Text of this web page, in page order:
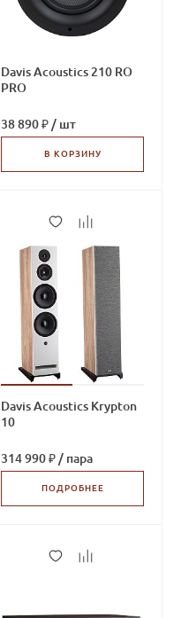
Davis Acoustics 210 RO
PRO
38 890 ₽ / шт
В КОРЗИНУ
Davis Acoustics Krypton
10
314 990 ₽ / пара
ПОДРОБНЕЕ